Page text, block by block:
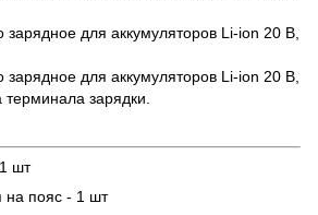
зарядное для аккумуляторов Li-ion 20 В,
зарядное для аккумуляторов Li-ion 20 В,
зарядки.
шт
на пояс - 1 шт